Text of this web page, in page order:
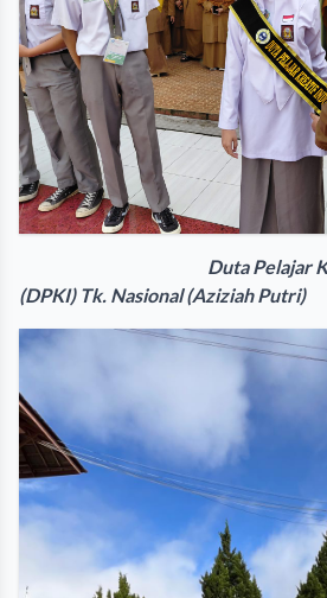
Duta Pelajar
(DPKI) Tk. Nasional (Aziziah Putri)